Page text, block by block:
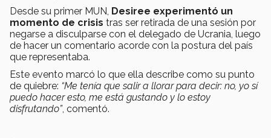
Desde su primer MUN, Desiree experimentó un
momento de crisis tras ser retirada de una sesión por
negarse a disculparse con el delegado de Ucrania, luego
de hacer un comentario acorde con la postura del país
que representaba.
Este evento marcó lo que ella describe como su punto
de quiebre: “Me tenía que salir a llorar para decir: no, yo sí
puedo hacer esto, me está gustando y lo estoy
disfrutando”, comentó.